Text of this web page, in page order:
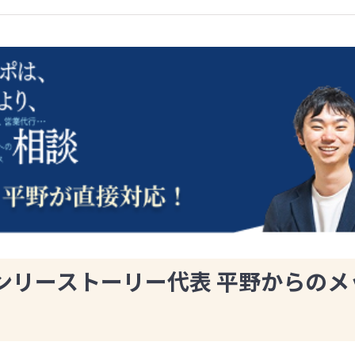
リーストーリー代表 平野からの